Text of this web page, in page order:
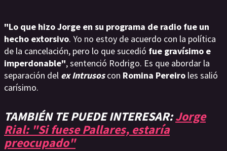
"Lo que hizo Jorge en su programa de radio fue un
hecho extorsivo. Yo no estoy de acuerdo con la política
de la cancelación, pero lo que sucedió fue gravísimo e
imperdonable", sentenció Rodrigo. Es que abordar la
separación del ex Intrusoscon Romina Pereiro les salió
carísimo.
TAMBIÉN TE PUEDE INTERESAR:Jorge
Rial: "Si fuese Pallares, estaría
preocupado"